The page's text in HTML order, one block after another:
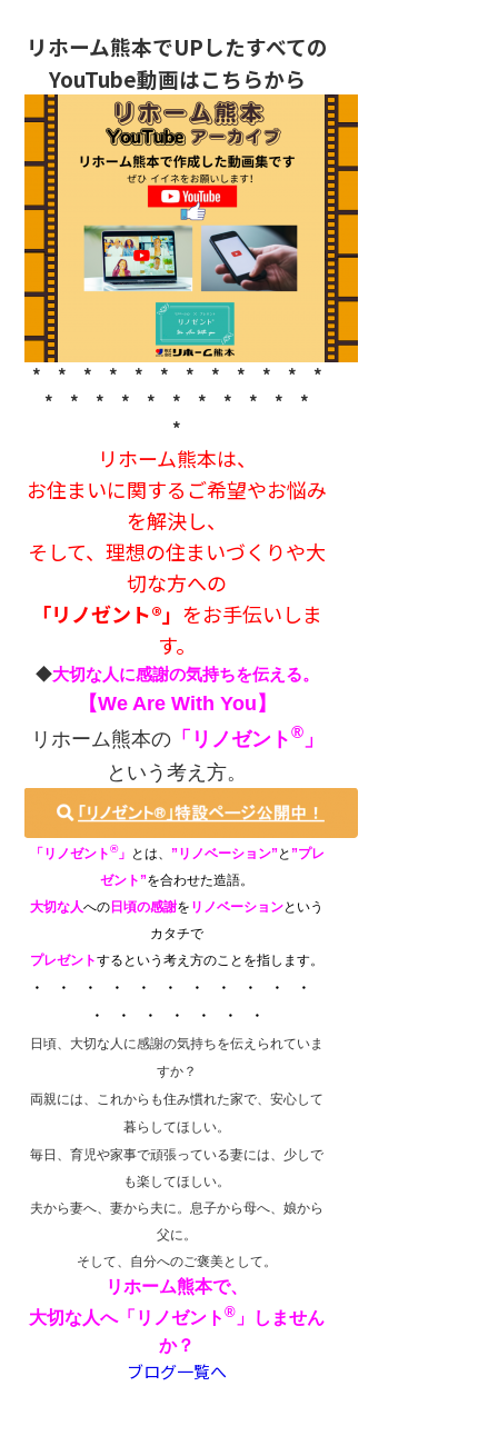
リホーム熊本でUPしたすべての
YouTube動画はこちらから
* * * * * * * * * * * *
* * * * * * * * * * *
*
リホーム熊本は、
お住まいに関するご希望やお悩み
を解決し、
そして、理想の住まいづくりや大
切な方への
「リノゼント®」 をお手伝いしま
す。
◆大切な人に感謝の気持ちを伝える。
【We Are With You】
リホーム熊本の「リノゼント®」
という考え方。
「リノゼント®」 とは、 ”リノベーション”と”プレ
ゼント”を合わせた造語。
大切な人への 日頃の感謝を リノベーションという
カタチで
プレゼントするという考え方のことを指します。
・ ・ ・ ・ ・ ・ ・ ・ ・ ・ ・
・ ・ ・ ・ ・ ・ ・
日頃、大切な人に感謝の気持ちを伝えられていま
すか？
両親には、これからも住み慣れた家で、安心して
暮らしてほしい。
毎日、育児や家事で頑張っている妻には、少しで
も楽してほしい。
夫から妻へ、妻から夫に。息子から母へ、娘から
父に。
そして、自分へのご褒美として。
リホーム熊本で、
大切な人へ「リノゼント® 」しません
か？
ブログ一覧へ